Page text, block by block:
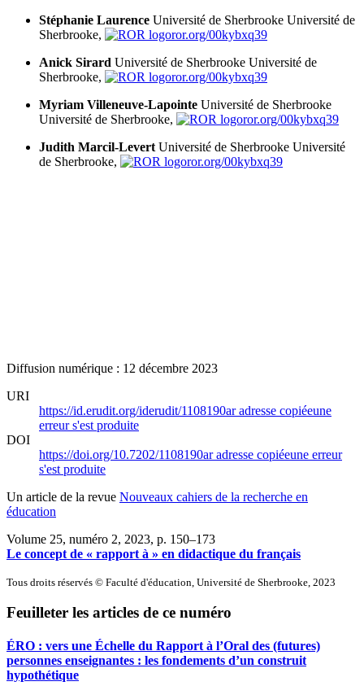
Stéphanie Laurence Université de Sherbrooke Université de
Sherbrooke,
ror.org/00kybxq39
Anick Sirard Université de Sherbrooke Université de
Sherbrooke,
ror.org/00kybxq39
Myriam Villeneuve-Lapointe Université de Sherbrooke
Université de Sherbrooke,
ror.org/00kybxq39
Judith Marcil-Levert Université de Sherbrooke Université
de Sherbrooke,
ror.org/00kybxq39
Diffusion numérique : 12 décembre 2023
URI
https://id.erudit.org/iderudit/1108190aradresse copiéeune
erreur s'est produite
DOI
https://doi.org/10.7202/1108190aradresse copiéeune erreur
s'est produite
Un article de la revue Nouveaux cahiers de la recherche en
éducation
Volume 25, numéro 2, 2023, p. 150–173
Le concept de « rapport à » en didactique du français
Tous droits réservés © Faculté d'éducation, Université de Sherbrooke, 2023
Feuilleter les articles de ce numéro
ÉRO : vers une Échelle du Rapport à l’Oral des (futures)
personnes enseignantes : les fondements d’un construit
hypothétique